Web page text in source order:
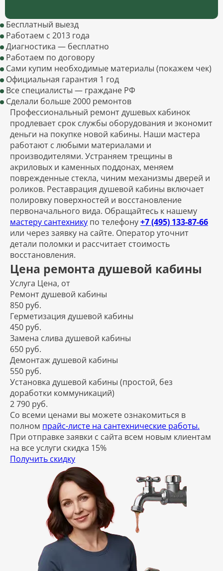
Бесплатный выезд
Работаем с 2013 года
Диагностика — бесплатно
Работаем по договору
Сами купим необходимые материалы (покажем чек)
Официальная гарантия 1 год
Все специалисты — граждане РФ
Сделали больше 2000 ремонтов
Профессиональный ремонт душевых кабинок
продлевает срок службы оборудования и экономит
деньги на покупке новой кабины. Наши мастера
работают с любыми материалами и
производителями. Устраняем трещины в
акриловых и каменных поддонах, меняем
поврежденные стекла, чиним механизмы дверей и
роликов. Реставрация душевой кабины включает
полировку поверхностей и восстановление
первоначального вида. Обращайтесь к нашему
мастеру сантехнику по телефону+7 (495) 133-87-66
или через заявку на сайте. Оператор уточнит
детали поломки и рассчитает стоимость
восстановления.
Цена ремонта душевой кабины
Услуга Цена, от
Ремонт душевой кабины
850 руб.
Герметизация душевой кабины
450 руб.
Замена слива душевой кабины
650 руб.
Демонтаж душевой кабины
550 руб.
Установка душевой кабины (простой, без
доработки коммуникаций)
2 790 руб.
Со всеми ценами вы можете ознакомиться в
полном прайс-листе на сантехнические работы.
При отправке заявки с сайта всем новым клиентам
на все услуги скидка 15%
Получить скидку